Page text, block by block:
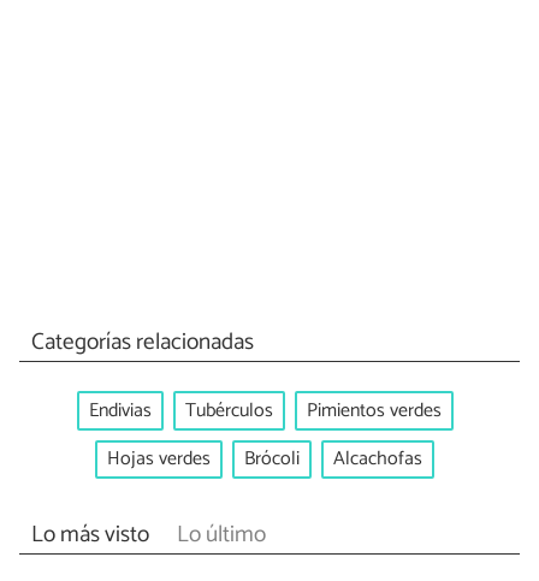
Categorías relacionadas
Endivias Tubérculos
Pimientos verdes
Hojas verdes
Brócoli Alcachofas
Lo más visto Lo último